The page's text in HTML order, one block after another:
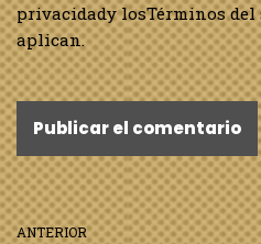
privacidady losTérminos del
aplican.
ANTERIOR